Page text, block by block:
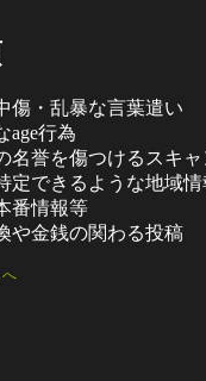
傷・乱暴な言葉遣い
age行為
名誉を傷つけるスキ
定できるような地域情
番情報等
や金銭の関わる投稿